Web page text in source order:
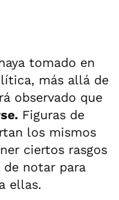
tomado en
más allá de
observado que
Figuras de
los mismos
ciertos rasgos
notar para
ellas.